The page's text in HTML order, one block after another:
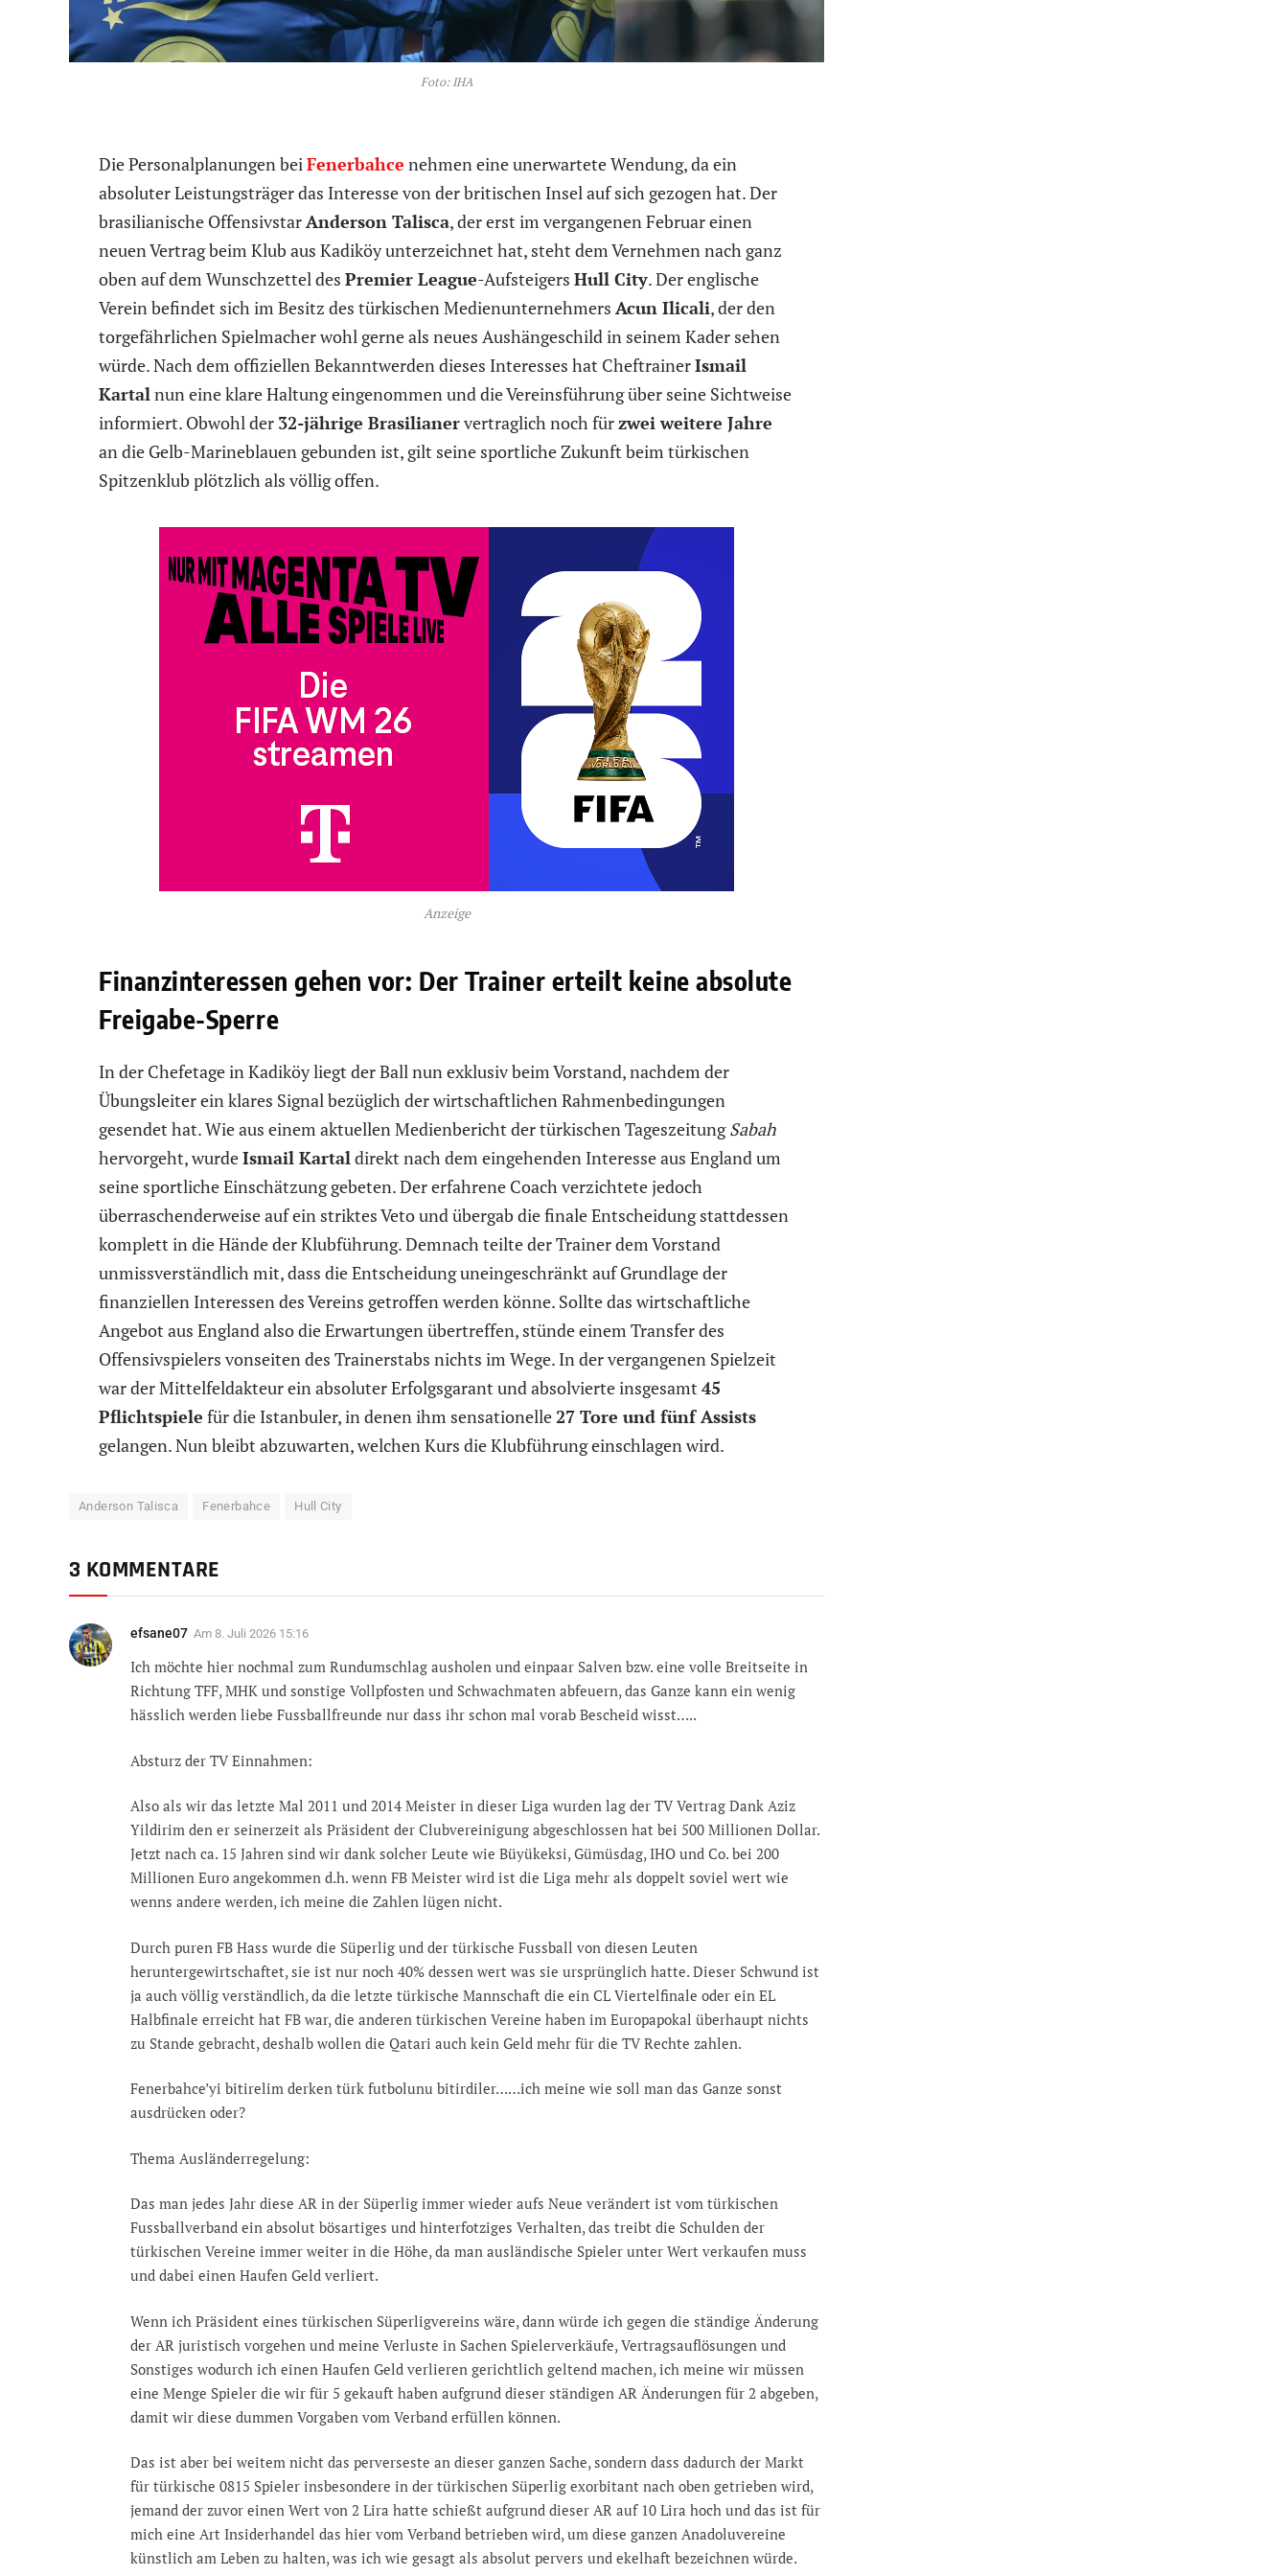
Foto: IHA
Die Personalplanungen beiFenerbahce nehmen eine unerwartete Wendung, da ein
absoluter Leistungsträger das Interesse von der britischen Insel auf sich gezogen hat. Der
brasilianische OffensivstarAnderson Talisca, der erst im vergangenen Februar einen
neuen Vertrag beim Klub aus Kadiköy unterzeichnet hat, steht dem Vernehmen nach ganz
oben auf dem Wunschzettel des Premier League-Aufsteigers Hull City. Der englische
Verein befindet sich im Besitz des türkischen Medienunternehmers Acun Ilicali, der den
torgefährlichen Spielmacher wohl gerne als neues Aushängeschild in seinem Kader sehen
würde. Nach dem offiziellen Bekanntwerden dieses Interesses hat CheftrainerIsmail
Kartalnun eine klare Haltung eingenommen und die Vereinsführung über seine Sichtweise
informiert. Obwohl der 32-jährige Brasilianervertraglich noch fürzwei weitere Jahre
an die Gelb-Marineblauen gebunden ist, gilt seine sportliche Zukunft beim türkischen
Spitzenklub plötzlich als völlig offen.
Anzeige
Finanzinteressen gehen vor: Der Trainer erteilt keine absolute
Freigabe-Sperre
In der Chefetage in Kadiköy liegt der Ball nun exklusiv beim Vorstand, nachdem der
Übungsleiter ein klares Signal bezüglich der wirtschaftlichen Rahmenbedingungen
gesendet hat. Wie aus einem aktuellen Medienbericht der türkischen TageszeitungSabah
hervorgeht, wurdeIsmail Kartaldirekt nach dem eingehenden Interesse aus England um
seine sportliche Einschätzung gebeten. Der erfahrene Coach verzichtete jedoch
überraschenderweise auf ein striktes Veto und übergab die finale Entscheidung stattdessen
komplett in die Hände der Klubführung. Demnach teilte der Trainer dem Vorstand
unmissverständlich mit, dass die Entscheidung uneingeschränkt auf Grundlage der
finanziellen Interessen des Vereins getroffen werden könne. Sollte das wirtschaftliche
Angebot aus England also die Erwartungen übertreffen, stünde einem Transfer des
Offensivspielers vonseiten des Trainerstabs nichts im Wege. In der vergangenen Spielzeit
war der Mittelfeldakteur ein absoluter Erfolgsgarant und absolvierte insgesamt 45
Pflichtspiele für die Istanbuler, in denen ihm sensationelle27 Tore und fünf Assists
gelangen. Nun bleibt abzuwarten, welchen Kurs die Klubführung einschlagen wird.
Anderson Talisca Fenerbahce Hull City
3 KOMMENTARE
efsane07 Am 8. Juli 2026 15:16
Ich möchte hier nochmal zum Rundumschlag ausholen und einpaar Salven bzw. eine volle Breitseite in
Richtung TFF, MHK und sonstige Vollpfosten und Schwachmaten abfeuern, das Ganze kann ein wenig
hässlich werden liebe Fussballfreunde nur dass ihr schon mal vorab Bescheid wisst…..
Absturz der TV Einnahmen:
Also als wir das letzte Mal 2011 und 2014 Meister in dieser Liga wurden lag der TV Vertrag Dank Aziz
Yildirim den er seinerzeit als Präsident der Clubvereinigung abgeschlossen hat bei 500 Millionen Dollar.
Jetzt nach ca. 15 Jahren sind wir dank solcher Leute wie Büyükeksi, Gümüsdag, IHO und Co. bei 200
Millionen Euro angekommen d.h. wenn FB Meister wird ist die Liga mehr als doppelt soviel wert wie
wenns andere werden, ich meine die Zahlen lügen nicht.
Durch puren FB Hass wurde die Süperlig und der türkische Fussball von diesen Leuten
heruntergewirtschaftet, sie ist nur noch 40% dessen wert was sie ursprünglich hatte. Dieser Schwund ist
ja auch völlig verständlich, da die letzte türkische Mannschaft die ein CL Viertelfinale oder ein EL
Halbfinale erreicht hat FB war, die anderen türkischen Vereine haben im Europapokal überhaupt nichts
zu Stande gebracht, deshalb wollen die Qatari auch kein Geld mehr für die TV Rechte zahlen.
Fenerbahce’yi bitirelim derken türk futbolunu bitirdiler……ich meine wie soll man das Ganze sonst
ausdrücken oder?
Thema Ausländerregelung:
Das man jedes Jahr diese AR in der Süperlig immer wieder aufs Neue verändert ist vom türkischen
Fussballverband ein absolut bösartiges und hinterfotziges Verhalten, das treibt die Schulden der
türkischen Vereine immer weiter in die Höhe, da man ausländische Spieler unter Wert verkaufen muss
und dabei einen Haufen Geld verliert.
Wenn ich Präsident eines türkischen Süperligvereins wäre, dann würde ich gegen die ständige Änderung
der AR juristisch vorgehen und meine Verluste in Sachen Spielerverkäufe, Vertragsauflösungen und
Sonstiges wodurch ich einen Haufen Geld verlieren gerichtlich geltend machen, ich meine wir müssen
eine Menge Spieler die wir für 5 gekauft haben aufgrund dieser ständigen AR Änderungen für 2 abgeben,
damit wir diese dummen Vorgaben vom Verband erfüllen können.
Das ist aber bei weitem nicht das perverseste an dieser ganzen Sache, sondern dass dadurch der Markt
für türkische 0815 Spieler insbesondere in der türkischen Süperlig exorbitant nach oben getrieben wird,
jemand der zuvor einen Wert von 2 Lira hatte schießt aufgrund dieser AR auf 10 Lira hoch und das ist für
mich eine Art Insiderhandel das hier vom Verband betrieben wird, um diese ganzen Anadoluvereine
künstlich am Leben zu halten, was ich wie gesagt als absolut pervers und ekelhaft bezeichnen würde.